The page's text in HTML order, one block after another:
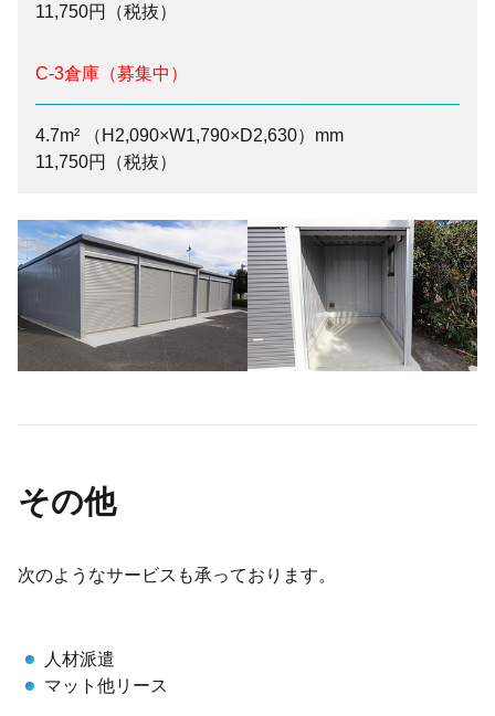
11,750円（税抜）
C-3倉庫（募集中）
4.7m² （H2,090×W1,790×D2,630）mm
11,750円（税抜）
その他
次のようなサービスも承っております。
人材派遣
マット他リース